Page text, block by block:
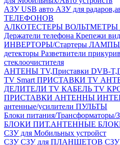
АЗУ USB авто АЗУ для
ТЕЛЕФОНОВ
АЛКОТЕСТЕРЫ ВОЛЬТМЕТРЫ
Держатели телефона Крепежи
ИНВЕРТОРЫ/Стартеры ЛАМПЫ
детекторы Разветвители
стеклоочистителя
АНТЕНЫ ТV,Приставки DVB-
TV Smart ПРИСТАВКИ TV
ДЕЛИТЕЛИ TV КАБЕЛЬ TV
ПРИСТАВКИ АНТЕННЫ
антенные/усилители ПУЛЬТЫ
Блоки питания/Трансформаторы/
БЛОКИ ПИТ.АНТЕННЫЕ
СЗУ для Мобильных устройст
СЗУСЗУ для ПЛАНШЕТОВ СЗУ